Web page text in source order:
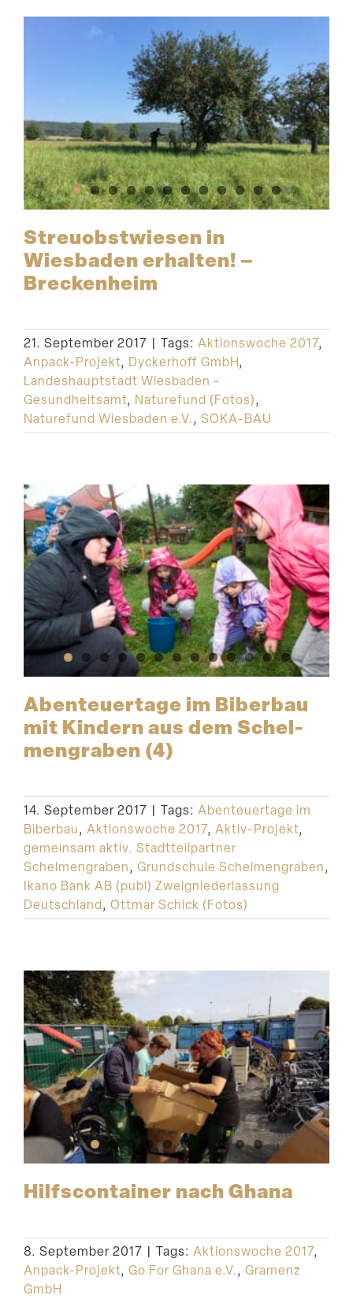
Streu­obst­wiesen in
Wiesbaden erhalten! –
Breckenheim
21. September 2017 | Tags: Aktionswoche 2017,
Anpack-Projekt, Dyckerhoff GmbH,
Landeshauptstadt Wiesbaden -
Gesundheitsamt, Naturefund (Fotos),
Naturefund Wiesbaden e.V., SOKA-BAU
Abenteu­ertage im Biberbau
mit Kindern aus dem Schel­
men­graben (4)
14. September 2017 | Tags: Abenteuertage im
Biberbau, Aktionswoche 2017, Aktiv-Projekt,
gemeinsam aktiv. Stadtteilpartner
Schelmengraben, Grundschule Schelmengraben,
Ikano Bank AB (publ) Zweigniederlassung
Deutschland, Ottmar Schick (Fotos)
Hilfs­con­tainer nach Ghana
8. September 2017 | Tags: Aktionswoche 2017,
Anpack-Projekt, Go For Ghana e.V., Gramenz
GmbH